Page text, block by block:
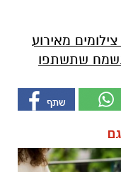
מאירוע
שתשתפו